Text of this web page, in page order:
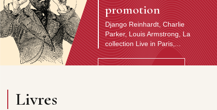
promotion
Django Reinhardt, Charlie
Parker, Louis Armstrong, La
collection Live in Paris,...
Livres